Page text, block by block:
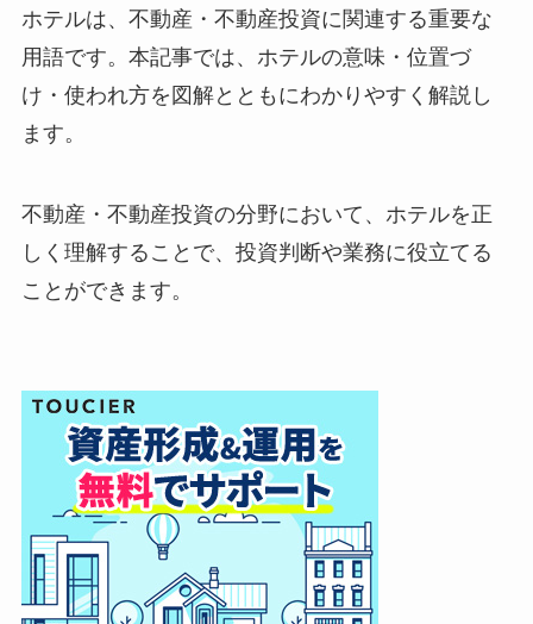
ホテルは、不動産・不動産投資に関連する重要な
用語です。本記事では、ホテルの意味・位置づ
け・使われ方を図解とともにわかりやすく解説し
ます。
不動産・不動産投資の分野において、ホテルを正
しく理解することで、投資判断や業務に役立てる
ことができます。